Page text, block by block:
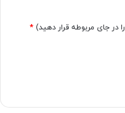
جای مربوطه قرار دهید) *